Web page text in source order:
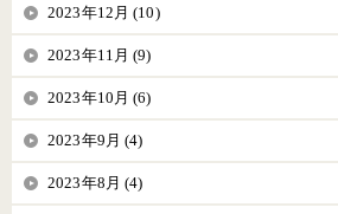
2023年12月 (10)
2023年11月 (9)
2023年10月 (6)
2023年9月 (4)
2023年8月 (4)